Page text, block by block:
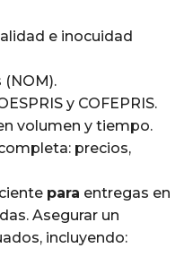
e inocuidad
(NOM).
y COFEPRIS.
volumen y tiempo.
precios,
para entregas en
Asegurar un
incluyendo: